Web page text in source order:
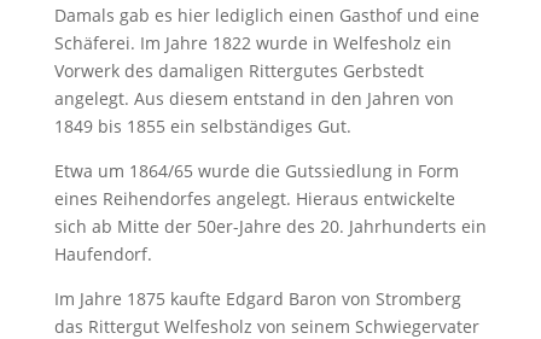
Damals gab es hier lediglich einen Gasthof und eine
Schäferei. Im Jahre 1822 wurde in Welfesholz ein
Vorwerk des damaligen Rittergutes Gerbstedt
angelegt. Aus diesem entstand in den Jahren von
1849 bis 1855 ein selbständiges Gut.
Etwa um 1864/65 wurde die Gutssiedlung in Form
eines Reihendorfes angelegt. Hieraus entwickelte
sich ab Mitte der 50er-Jahre des 20. Jahrhunderts ein
Haufendorf.
Im Jahre 1875 kaufte Edgard Baron von Stromberg
das Rittergut Welfesholz von seinem Schwiegervater